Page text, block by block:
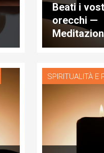
Beati i
orecchi —
quotidiana
SPIRITUALITÀ E